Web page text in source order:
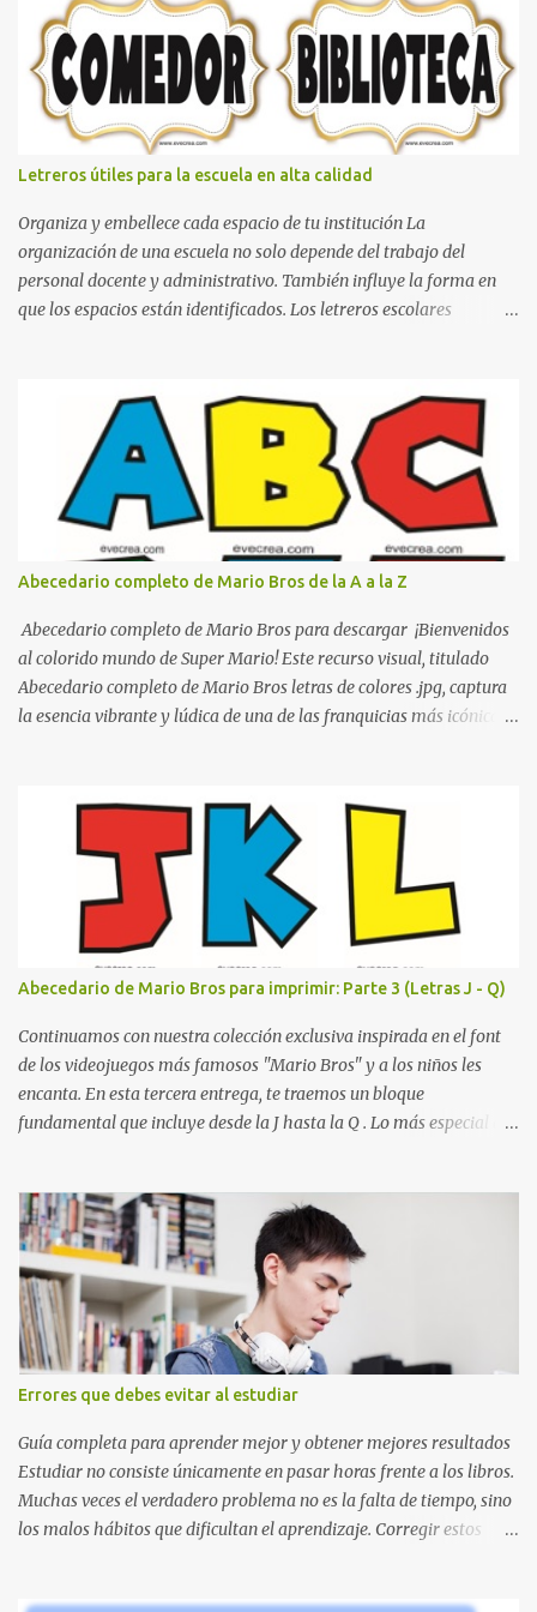
boxeo Ideas para decoraciones de fiestas infantiles Cosas bonitas
que se pueden hacer con gomas de coche
Letreros útiles para la escuela en alta calidad
Organiza y embellece cada espacio de tu institución La
organización de una escuela no solo depende del trabajo del
personal docente y administrativo. También influye la forma en
que los espacios están identificados. Los letreros escolares
decorativo que hace que la institución luzca más ordenada,
moderna y acogedora. Pensando en esta necesidad, he diseñado
una colección de letreros útiles para la escuela con un estilo
elegante, fácil de leer y listo para imprimir en alta calidad. Su
diseño busca combinar funcionalidad y estética, logrando que
cualquier institución educativa proyecte una imagen más
organizada y profesional. ¿Por qué son importantes los letreros
escolares? En una escuela conviven diariamente cientos de
personas. Para quienes visitan la institución por primera vez,
encontrar la biblioteca, la dirección o un aula específica puede
resultar c...
Abecedario completo de Mario Bros de la A a la Z
Abecedario completo de Mario Bros para descargar ¡Bienvenidos
al colorido mundo de Super Mario! Este recurso visual, titulado
Abecedario completo de Mario Bros letras de colores .jpg, captura
la esencia vibrante y lúdica de una de las franquicias más icónicas
tipografía clásica y robusta que los fans han reconocido por
décadas. En esta primera sección, el abecedario nos presenta:
Identidad Visual: Un diseño de bloques con bordes negros gruesos
que resaltan sobre cualquier fondo. Paleta de Colores: Una
secuencia dinámica que alterna entre el rojo de Mario, el verde de
Luigi, y los tonos azul y amarillo clásicos de los elementos del
juego. Contenido Actual: La imagen muestra la organización desde
la letra A hasta la M, estableciendo el estilo geométrico y divertido
que define a toda la colección. Primera parte del juego de letras
in...
Abecedario de Mario Bros para imprimir: Parte 3 (Letras J - Q)
Continuamos con nuestra colección exclusiva inspirada en el font
de los videojuegos más famosos "Mario Bros" y a los niños les
encanta. En esta tercera entrega, te traemos un bloque
fundamental que incluye desde la J hasta la Q . Lo más especial de
desde la J hasta la Q ¿Qué incluye este bloque de letras? En esta
sección de evecrea.com , encontrarás imágenes individuales en alta
resolución de las siguientes letras: Letras vibrantes : La J y la M en
el clásico rojo de la gorra de Mario. Tonos azules : La K y la Ñ , que
destacan por su diseño limpio y audaz. Colores secundarios : La L y
la Q en amarillo brillante, junto con la N y la P en un verde
inspirado en los niveles de los juegos. Formas icónicas : No te
pierdas la letra O , diseñada con ese estilo geométrico tan carac...
Errores que debes evitar al estudiar
Guía completa para aprender mejor y obtener mejores resultados
Estudiar no consiste únicamente en pasar horas frente a los libros.
Muchas veces el verdadero problema no es la falta de tiempo, sino
los malos hábitos que dificultan el aprendizaje. Corregir estos